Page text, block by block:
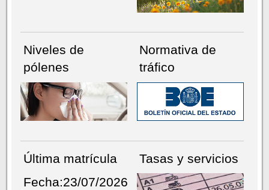
Niveles de
pólenes
Normativa de
tráfico
Última matrícula
Fecha:23/07/2026
Tasas y servicios